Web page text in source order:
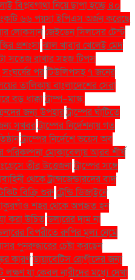
বিপ্লবগাথা নিয়ে ছাপা হচ্ছে ৪০
৬৬ পয়সা ইপিএস অর্জন করেছে
লোকসানজেইডেন সিলসের টেস্ট
প্রশংসাঝাল খাবার খেলেই মেদ
সতেজ রাখার সহজ টিপস
পরটিউলিপসহ ৭ জনের
তালিকায় বাংলাদেশের সেরা
বড় ধাক্কাট্রাম্প–মাস্ক:
জন্য উপহারট্রাম্পের ঘাঁটিতে
সুখবরট্রাম্পের নির্দেশনায় গত
ট্রাম্পের নির্দেশে ভয়েস অব
পরিকল্পনা মোকাবেলায় আরব শীর্ষ
তীব্র উত্তেজনাট্রাম্পের সঙ্গে
থেকে ট্রান্সজেন্ডারদের বাদ
বিক্রি শুরুট্রেন্ডি ডিজাইনে
শহর থেকে অপহৃত হন
করা উচিতডলারের দাম না
বিপরীতে রুপির মূল্য নেমে
পুনরুদ্ধারের চেষ্টা করছেন
কারণডায়াবেটিস রোগীদের জন্য
লক্ষণ যা কেবল নারীদের মধ্যে দেখা